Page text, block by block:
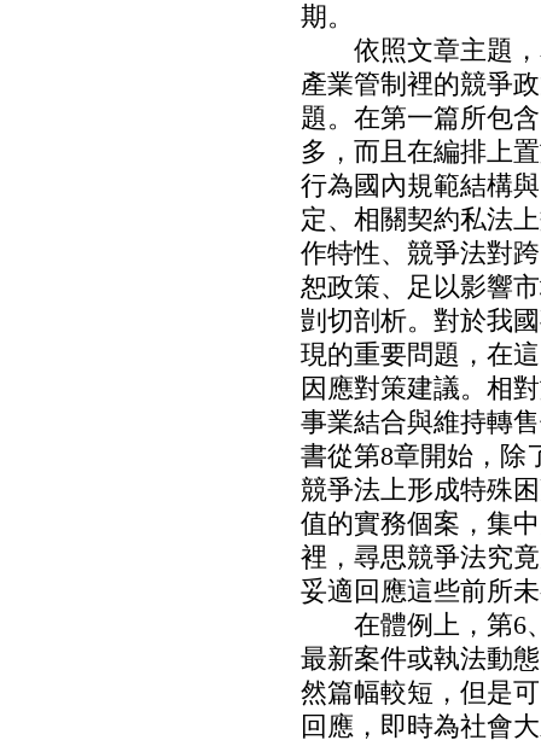
期。
依照文章主題，
產業管制裡的競爭
題。在第一篇所包
多，而且在編排上
行為國內規範結構
定、相關契約私法
作特性、競爭法對
恕政策、足以影響
剴切剖析。對於我
現的重要問題，在
因應對策建議。相
事業結合與維持轉
書從第8章開始，除
競爭法上形成特殊
值的實務個案，集
裡，尋思競爭法究
妥適回應這些前所
在體例上，第6、
最新案件或執法動
然篇幅較短，但是
回應，即時為社會